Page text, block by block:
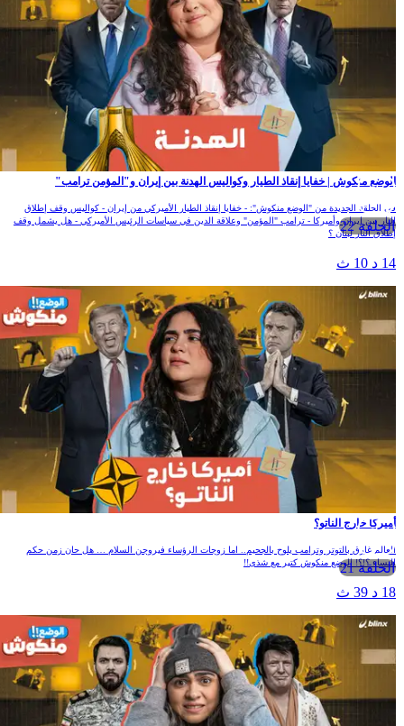
الحلقة 22
الوضع منكوش | خفايا إنقاذ الطيار وكواليس الهدنة بين إيران و"المؤمن ترامب"
في الحلقة الجديدة من "الوضع منكوش": - خفايا إنقاذ الطيار الأميركي من إيران - كواليس وقف إطلاق
النار بين إيران وأميركا - ترامب "المؤمن" وعلاقة الدين في سياسات الرئيس الأميركي - هل يشمل وقف
إطلاق النار لبنان ؟
14 د 10 ث
الحلقة 21
أميركا خارج الناتو؟
العالم غارق بالتوتر وترامب يلوح بالجحيم.. اما زوجات الرؤساء فيروجن السلام … هل حان زمن حكم
النساء ؟!؟! الوضع منكوش كتير مع شذى!!
18 د 39 ث